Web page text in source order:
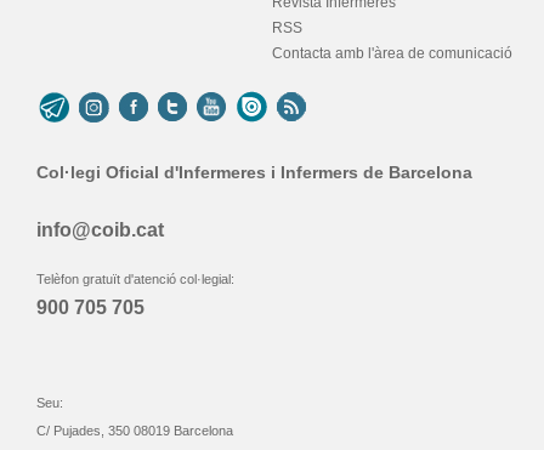
RSS
Contacta amb l'àrea de comunicació
Col·legi Oficial d'Infermeres i Infermers de Barcelona
info@coib.cat
Telèfon gratuït d'atenció col·legial:
900 705 705
Seu:
C/ Pujades, 350 08019 Barcelona